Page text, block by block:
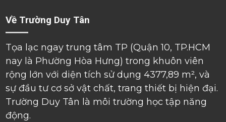
Về Trường Duy Tân
Tọa lạc ngay trung tâm TP (Quận 10, TP.HCM
nay là Phường Hòa Hưng) trong khuôn viên
rộng lớn với diện tích sử dụng 4377,89 m², và
sự đầu tư cơ sở vật chất, trang thiết bị hiện đại.
Trường Duy Tân là môi trường học tập năng
động.